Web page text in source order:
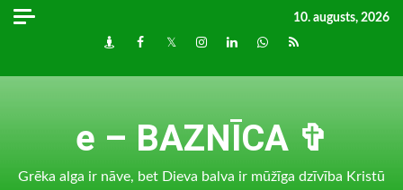
Skip
10. augusts, 2026
DraugiemFacebook
TwitterInstagram
LinkedInwhatsapp
RSS
e – BAZNĪCA ✞
Grēka alga ir nāve, bet Dieva balva ir mūžīga dzīvība Kristū